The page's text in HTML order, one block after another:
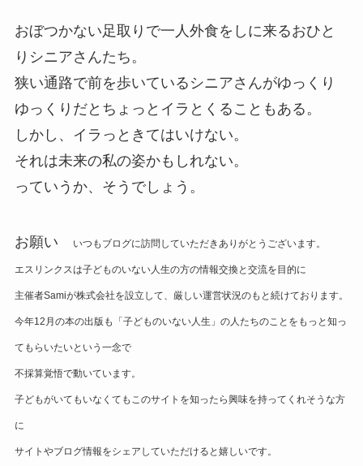
おぼつかない足取りで一人外食をしに来るおひと
りシニアさんたち。
狭い通路で前を歩いているシニアさんがゆっくり
ゆっくりだとちょっとイラとくることもある。
しかし、イラっときてはいけない。
それは未来の私の姿かもしれない。
っていうか、そうでしょう。
お願い いつもブログに訪問していただきありがとうございます。
エスリンクスは子どものいない人生の方の情報交換と交流を目的に
主催者Samiが株式会社を設立して、厳しい運営状況のもと続けております。
今年12月の本の出版も「子どものいない人生」の人たちのことをもっと知っ
てもらいたいという一念で
不採算覚悟で動いています。
子どもがいてもいなくてもこのサイトを知ったら興味を持ってくれそうな方
に
サイトやブログ情報をシェアしていただけると嬉しいです。